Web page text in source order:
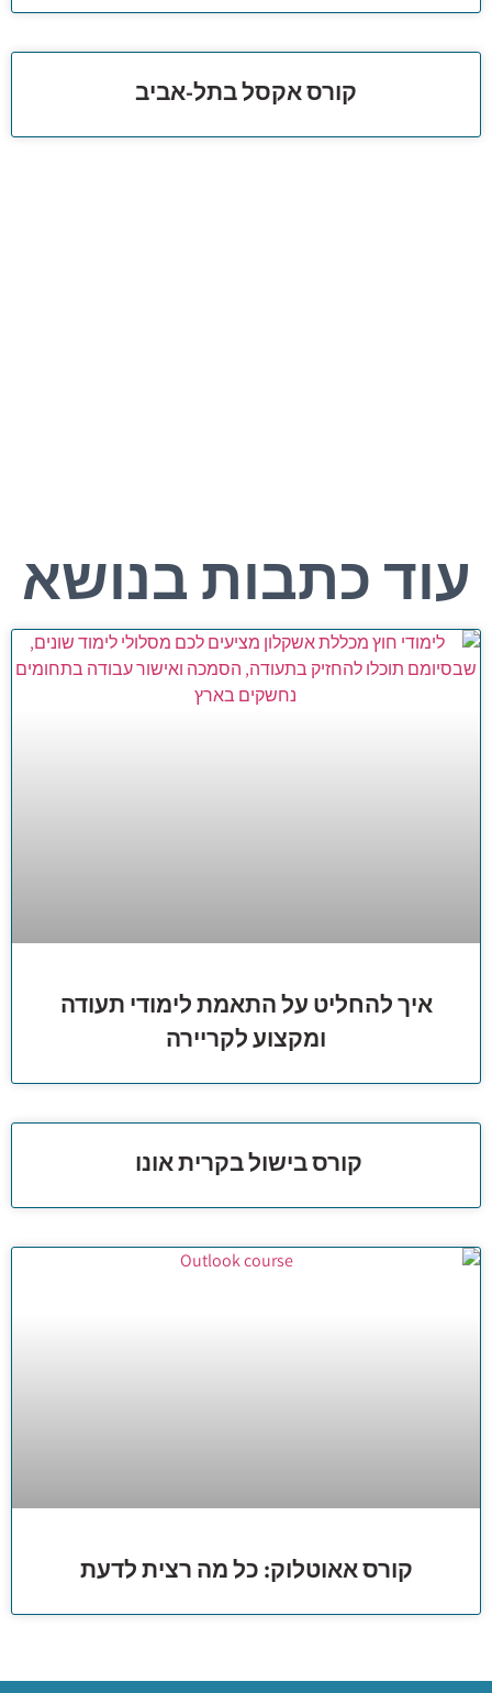
קורס אקסל בתל-אביב
עוד כתבות בנושא
איך להחליט על התאמת לימודי תעודה
ומקצוע לקריירה
קורס בישול בקרית אונו
קורס אאוטלוק: כל מה רצית לדעת